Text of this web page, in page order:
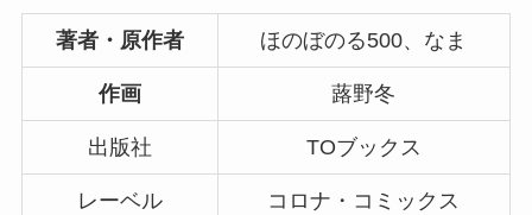
著者・原作者 ほのぼのる500、なま
作画 蕗野冬
出版社 TOブックス
レーベル コロナ・コミックス